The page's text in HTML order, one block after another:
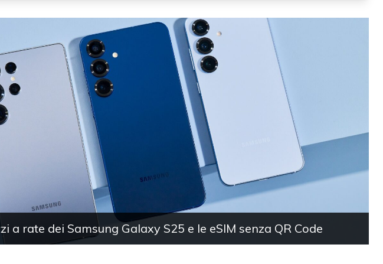
a rate dei Samsung Galaxy S25 e le eSIM senza QR Code